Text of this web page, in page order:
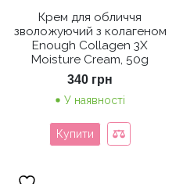
Крем для обличчя
зволожуючий з колагеном
Enough Collagen 3X
Moisture Cream, 50g
340 грн
У наявності
Купити